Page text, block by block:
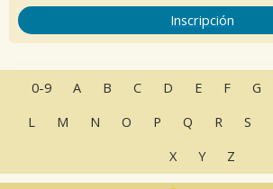
Inscripción
0-9 A B C D E F G
L
M N O P Q R S
X
Y Z